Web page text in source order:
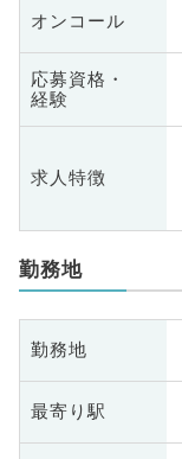
オンコール
応募資格・
経験
求人特徴
勤務地
勤務地
最寄り駅